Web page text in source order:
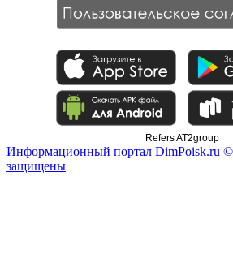
Refers AT2group
Информационный портал DimPoisk.ru ©
защищены